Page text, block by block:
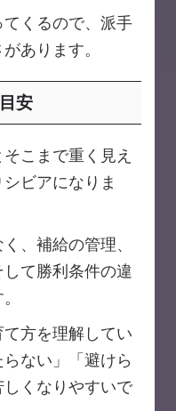
くるので、派手
あります。
安
こまで重く見え
ビアになりま
、補給の管理、
て勝利条件の違
方を理解してい
ない」「避けら
くなりやすいで